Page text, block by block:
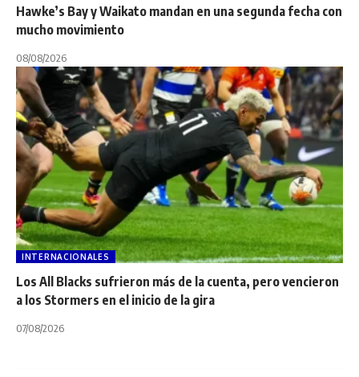
Hawke’s Bay y Waikato mandan en una segunda fecha con
mucho movimiento
08/08/2026
INTERNACIONALES
Los All Blacks sufrieron más de la cuenta, pero vencieron
a los Stormers en el inicio de la gira
07/08/2026